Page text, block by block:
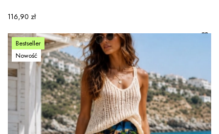
Cena
116,90 zł
Bestseller
Nowość